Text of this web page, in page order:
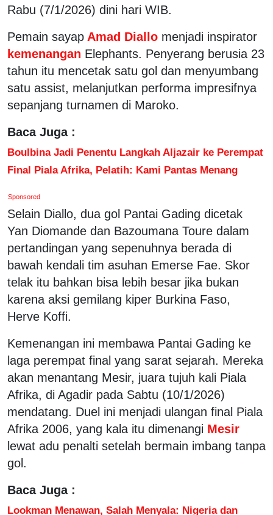
Rabu (7/1/2026) dini hari WIB.
Pemain sayap Amad Diallo menjadi inspirator
kemenangan Elephants. Penyerang berusia 23
tahun itu mencetak satu gol dan menyumbang
satu assist, melanjutkan performa impresifnya
sepanjang turnamen di Maroko.
Baca Juga :
Boulbina Jadi Penentu Langkah Aljazair ke Perempat
Final Piala Afrika, Pelatih: Kami Pantas Menang
Sponsored
Selain Diallo, dua gol Pantai Gading dicetak
Yan Diomande dan Bazoumana Toure dalam
pertandingan yang sepenuhnya berada di
bawah kendali tim asuhan Emerse Fae. Skor
telak itu bahkan bisa lebih besar jika bukan
karena aksi gemilang kiper Burkina Faso,
Herve Koffi.
Kemenangan ini membawa Pantai Gading ke
laga perempat final yang sarat sejarah. Mereka
akan menantang Mesir, juara tujuh kali Piala
Afrika, di Agadir pada Sabtu (10/1/2026)
mendatang. Duel ini menjadi ulangan final Piala
Afrika 2006, yang kala itu dimenangi Mesir
lewat adu penalti setelah bermain imbang tanpa
gol.
Baca Juga :
Lookman Menawan, Salah Menyala: Nigeria dan